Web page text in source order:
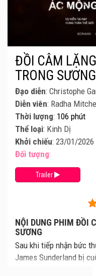
NỘI DUNG PHIM ĐỒI
SƯƠNG
Sau khi tiếp nhận bức
James Sunderland bị
chọn đến nơi ấy, một
ĐỒI CÂM
TRONG SƯƠNG
Đạo diễn: Christophe
Diễn viên: Radha
Thời lượng: 106 phút
Thể loại: Kinh Dị
Khởi chiếu: 23/01/
Đối tượng:
Trailer